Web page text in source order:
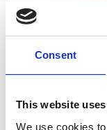
Consent
This website
We use cookies